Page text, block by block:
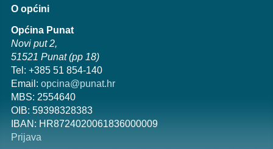
O općini
Općina Punat
Novi put 2,
51521 Punat (pp 18)
Tel: +385 51 854-140
Email: opcina@punat.hr
MBS: 2554640
OIB: 59398328383
IBAN: HR8724020061836000009
Prijava